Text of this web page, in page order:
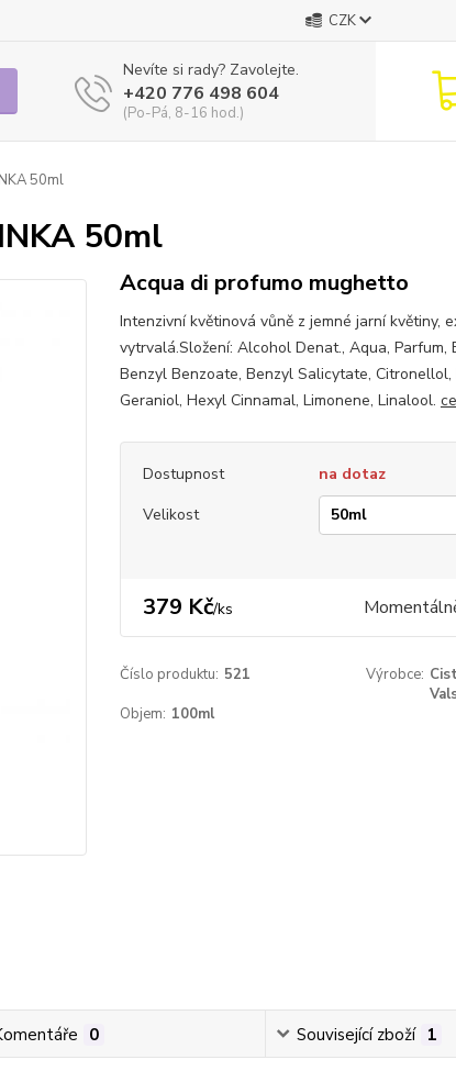
CZK
Nevíte si rady? Zavolejte.
+420 776 498 604
(Po-Pá, 8-16 hod.)
50ml
50ml
Acqua di profumo mughetto
Intenzivní květinová vůně z jemné jarní květiny,
vytrvalá.Složení: Alcohol Denat., Aqua, Parfum,
Benzyl Benzoate, Benzyl Salicytate, Citronellol,
Geraniol, Hexyl Cinnamal, Limonene, Linalool.
Dostupnost
na dotaz
Velikost
379 Kč/ks
Číslo produktu: 521 Výrobce:
Objem: 100ml
0 Související zboží 1